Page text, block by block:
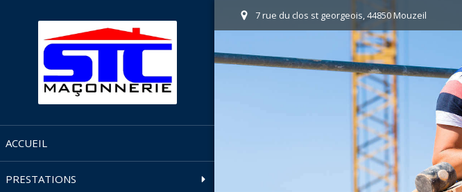
ACCUEIL
PRESTATIONS
7 rue du clos st georgeois, 44850 Mouzeil